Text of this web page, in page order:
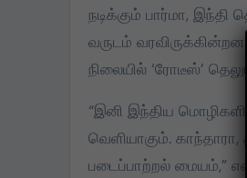
நடிக்கும் பார்மா,
வருடம்
நிலையில் ‘ரோடீஸ்’
“இனி இந்திய
வெளியாகும்.
படைப்பாற்றல் மையம்,”